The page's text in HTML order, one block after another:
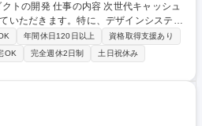
次世代キャッシュ
いただきます。特に、デザインシステム
構築を通じて、ユーザー体験の向上を目
やVue.jsなどのモダンなフレーム
適化 ■テスト駆動開発やコードレビュー
維持 ■Webアプリケーションのパフォー
年間休日120日以上
資格取得支援あり
OK 完全週休2日制
土日祝休み